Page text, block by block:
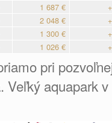
1 687 €
2 048 €
1 300 €
1 026 €
pri
Veľký aquapark